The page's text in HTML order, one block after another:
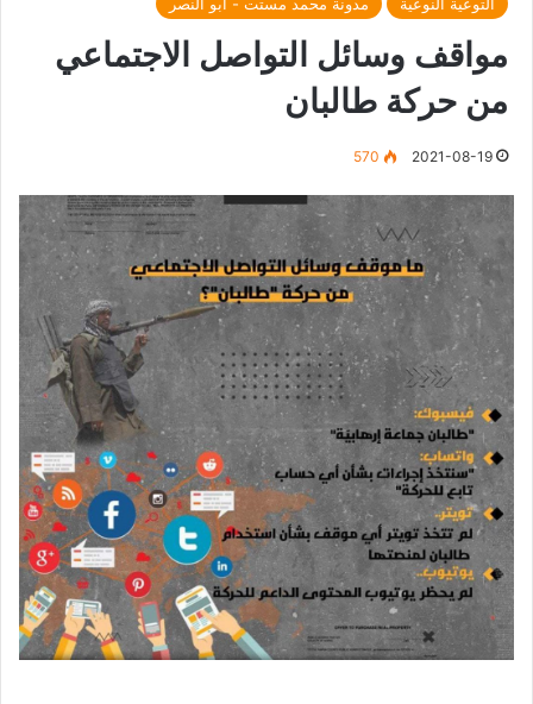
التوعية النوعية مدونة محمد مستت - أبو النصر
مواقف وسائل التواصل الاجتماعي
من حركة طالبان
2021-08-19
570